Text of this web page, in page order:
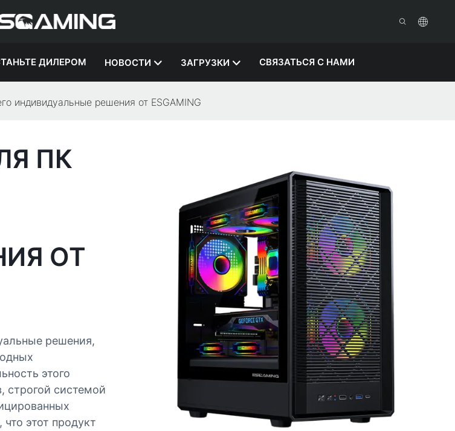
ДИЛЕРОМ НОВОСТИ ЗАГРУЗКИ СВЯЗАТЬСЯ С НАМИ
индивидуальные решения от ESGAMING
ПК
ОТ
решения,
этого
строгой системой
этот продукт